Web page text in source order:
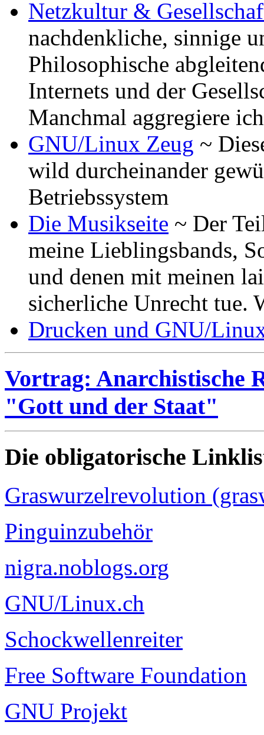
Netzkultur &
nachdenkliche, sinnige
Philosophische
Internets und der
Manchmal aggregiere
GNU/Linux Zeug ~
wild durcheinander
Betriebssystem
Die Musikseite ~ Der
meine Lieblingsbands,
und denen mit meinen
sicherliche Unrecht tue.
Drucken und GNU/
Vortrag: Anarchistische
"Gott und der Staat"
Die obligatorische
Graswurzelrevolution
Pinguinzubehör
nigra.noblogs.org
GNU/Linux.ch
Schockwellenreiter
Free Software Foundation
GNU Projekt